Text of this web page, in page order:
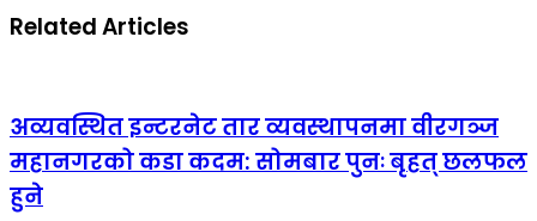
Related Articles
अव्यवस्थित इन्टरनेट तार व्यवस्थापनमा वीरगञ्ज
महानगरको कडा कदम: सोमबार पुनः बृहत् छलफल
हुने